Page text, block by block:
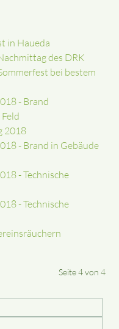
in Haueda
des DRK
bei bestem
- Brand
2018
- Brand in Gebäude
- Technische
- Technische
Seite 4 von 4